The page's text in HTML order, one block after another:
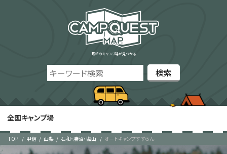
理想のキャンプ場が見つかる
全国キャンプ場
TOP 甲信 山梨 石和・勝沼・塩山 オートキャンプすずらん